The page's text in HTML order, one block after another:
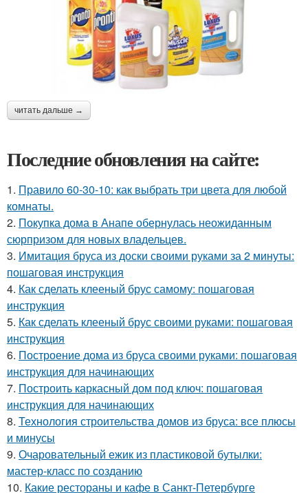
читать дальше →
Последние обновления на сайте:
1. Правило 60-30-10: как выбрать три цвета для любой
комнаты.
2. Покупка дома в Анапе обернулась неожиданным
сюрпризом для новых владельцев.
3. Имитация бруса из доски своими руками за 2 минуты:
пошаговая инструкция
4. Как сделать клееный брус самому: пошаговая
инструкция
5. Как сделать клееный брус своими руками: пошаговая
инструкция
6. Построение дома из бруса своими руками: пошаговая
инструкция для начинающих
7. Построить каркасный дом под ключ: пошаговая
инструкция для начинающих
8. Технология строительства домов из бруса: все плюсы
и минусы
9. Очаровательный ежик из пластиковой бутылки:
мастер-класс по созданию
10. Какие рестораны и кафе в Санкт-Петербурге